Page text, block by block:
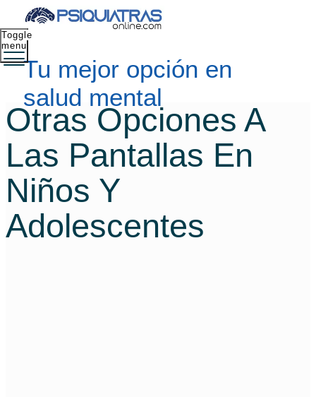
Tu mejor opción en
salud mental
Toggle
menu
Otras Opciones A
Las Pantallas En
Niños Y
Adolescentes